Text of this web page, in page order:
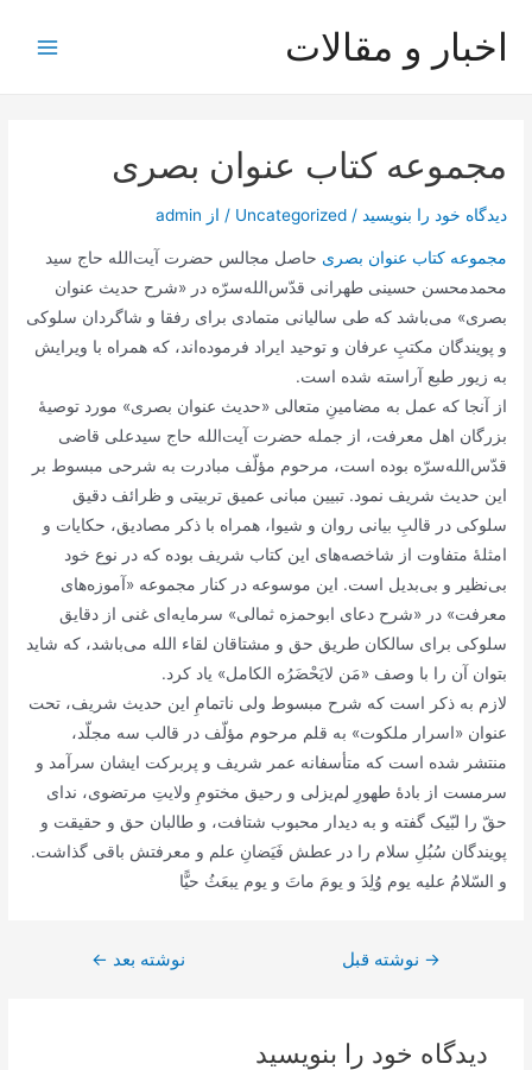
اخبار و مقالات
مجموعه کتاب عنوان بصری
دیدگاه‌ خود را بنویسید /
Uncategorized / از admin
مجموعه کتاب عنوان بصری حاصل مجالس حضرت آیت‌الله حاج سید
محمدمحسن حسینی طهرانی قدّس‌الله‌سرّه در «شرح حدیث عنوان
بصری» می‌باشد که طی سالیانی متمادی برای رفقا و شاگردان سلوکی
و پویندگان مکتبِ عرفان و توحید ایراد فرموده‌اند، که همراه با ویرایش
به زیور طبع آراسته شده است.
از آنجا که عمل به مضامینِ متعالی «حدیث عنوان بصری» مورد توصیۀ
بزرگان اهل معرفت، از جمله حضرت آیت‌الله حاج سید‌علی قاضی
قدّس‌الله‌سرّه بوده‌ است، مرحوم مؤلّف مبادرت به شرحی مبسوط بر
این حدیث شریف نمود. تبیین مبانی عمیق تربیتی و ظرائف دقیق
سلوکی در قالبِ بیانی روان و شیوا، همراه با ذکر مصادیق، حکایات و
امثلۀ متفاوت از شاخصه‌های این کتاب شریف بوده که در نوع خود
بی‌نظیر و بی‌بدیل است. این موسوعه در کنار مجموعه «آموزه‌های
معرفت» در «شرح دعای ابوحمزه ثمالی» سرمایه‌ای غنی از دقایق
سلوکی برای سالکان طریق حق و مشتاقان لقاء الله می‌باشد، که شاید
بتوان آن را با وصف «مَن لایَحْضَرُه الکامل» یاد کرد.
لازم به ذکر است که شرح مبسوط ولی ناتمامِ این حدیث شریف، تحت
عنوان «اسرار ملکوت» به قلم مرحوم‌ مؤلّف در قالب سه مجلّد،
منتشر شده است که متأسفانه عمر شریف و پربرکت ایشان سرآمد و
سرمست از بادۀ طهورِ لم‌یزلی و رحیق مختومِ ولایتِ مرتضوی، ندای
حقّ را لبّیک گفته و به دیدار محبوب شتافت، و طالبان حق و حقیقت و
پویندگان سُبُلِ سلام را در عطش فَیَضانِ علم و معرفتش باقی گذاشت.
و السّلامُ‏ عليه‏ يوم‏ وُلِدَ و يومَ ماتَ و يوم يبعَثُ حيًّا
راهبری
→ نوشته قبل نوشته بعد ←
دیدگاه‌ خود را بنویسید